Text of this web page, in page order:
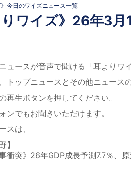
》今日のワイズニュース一覧
りワイズ》26年3
ュースが音声で聞ける「耳よりワイ
トップニュースとその他ニュース
再生ボタンを押してください。
ンでもお聞きいただけます。
スは、
】
事衝突》26年GDP成長予測7.7％、